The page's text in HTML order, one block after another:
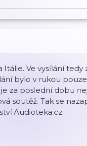
Itálie. Ve vysílání
bylo v rukou
za poslední dobu
soutěž. Tak se
Audioteka.cz